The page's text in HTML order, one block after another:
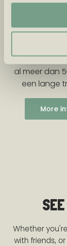
🎯 Marketing
aanbiedingen
Mauk
Vakantiepark
al meer dan
een lange
More
Whether
with friends,